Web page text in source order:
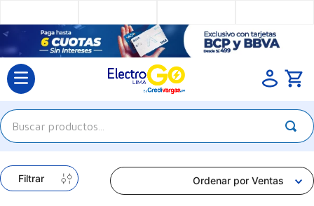
Buscar productos...
Filtrar Ordenar por Ventas
televisores